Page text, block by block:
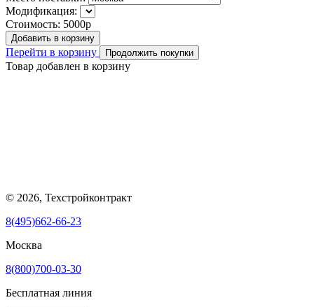
Модификация:
Стоимость: 5000р
Добавить в корзину
Перейти в корзину Продолжить покупки
Товар добавлен в корзину
© 2026, Техстройконтракт
8(495)662-66-23
Москва
8(800)700-03-30
Бесплатная линия